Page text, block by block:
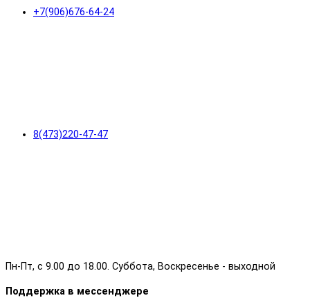
+7(906)676-64-24
8(473)220-47-47
Пн-Пт, с 9.00 до 18.00. Суббота, Воскресенье - выходной
Поддержка в мессенджере